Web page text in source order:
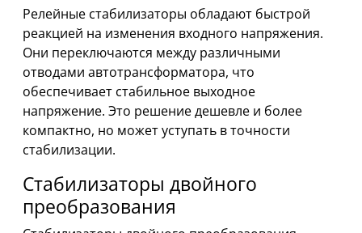
Релейные стабилизаторы обладают быстрой
реакцией на изменения входного напряжения.
Они переключаются между различными
отводами автотрансформатора, что
обеспечивает стабильное выходное
напряжение. Это решение дешевле и более
компактно, но может уступать в точности
стабилизации.
Стабилизаторы двойного
преобразования